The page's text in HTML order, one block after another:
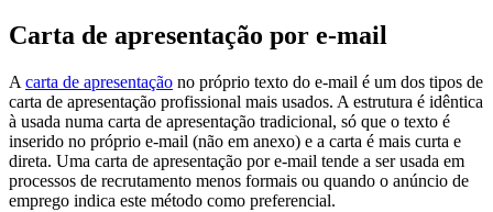
Carta de apresentação por e-mail
A carta de apresentação no próprio texto do e-mail é um dos tipos de
carta de apresentação profissional mais usados. A estrutura é idêntica
à usada numa carta de apresentação tradicional, só que o texto é
inserido no próprio e-mail (não em anexo) e a carta é mais curta e
direta. Uma carta de apresentação por e-mail tende a ser usada em
processos de recrutamento menos formais ou quando o anúncio de
emprego indica este método como preferencial.